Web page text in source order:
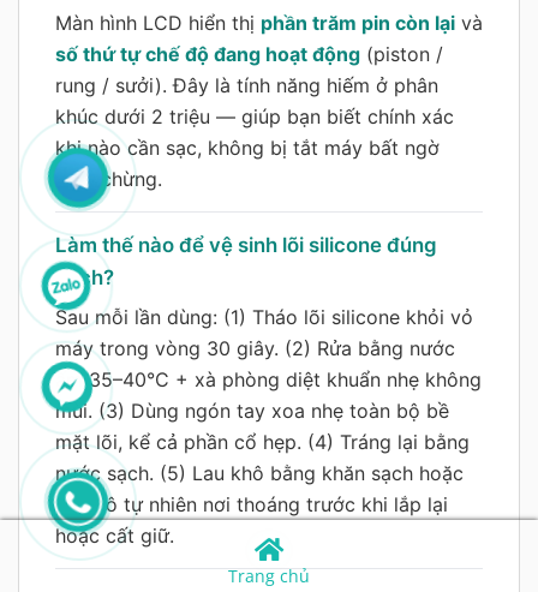
Màn hình LCD hiển thị phần trăm pin còn lại và
số thứ tự chế độ đang hoạt động (piston /
rung / sưởi). Đây là tính năng hiếm ở phân
khúc dưới 2 triệu — giúp bạn biết chính xác
khi nào cần sạc, không bị tắt máy bất ngờ
giữa chừng.
Làm thế nào để vệ sinh lõi silicone đúng
cách?
Sau mỗi lần dùng: (1) Tháo lõi silicone khỏi vỏ
máy trong vòng 30 giây. (2) Rửa bằng nước
ấm 35–40°C + xà phòng diệt khuẩn nhẹ không
mùi. (3) Dùng ngón tay xoa nhẹ toàn bộ bề
mặt lõi, kể cả phần cổ hẹp. (4) Tráng lại bằng
nước sạch. (5) Lau khô bằng khăn sạch hoặc
để khô tự nhiên nơi thoáng trước khi lắp lại
hoặc cất giữ.
Trang chủ